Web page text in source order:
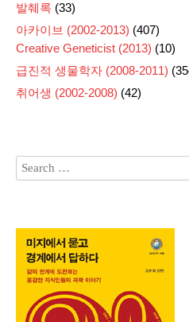
발췌록 (33)
아카이브 (2002-2013) (407)
Creative Geneticist (2013) (10)
급진적 생물학자 (2008-2011)
취어생 (2002-2008) (42)